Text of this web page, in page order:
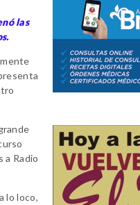
las
a Radio
lo loco,